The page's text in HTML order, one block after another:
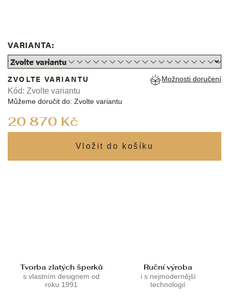
VARIANTA:
20 870 Kč
ZVOLTE VARIANTU
Můžeme doručit do: Zvolte variantu
Možnosti doručení
Kód: Zvolte variantu
Tvorba zlatých šperků
s vlastním designem od
roku 1991
Ruční výroba
i s nejmodernější
technologií